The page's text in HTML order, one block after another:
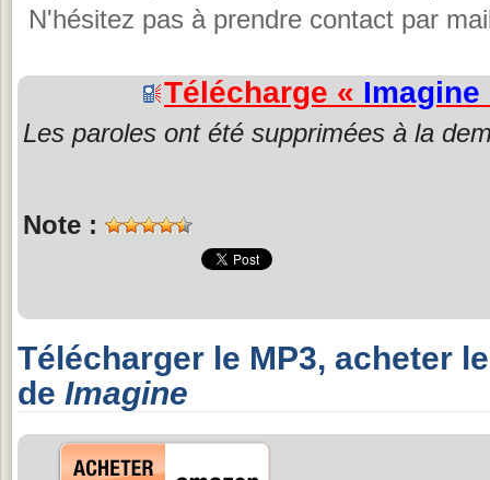
N'hésitez pas à prendre contact par
Télécharge « Imagine
Les paroles ont été supprimées à la
Note :
Télécharger le MP3, acheter
de Imagine